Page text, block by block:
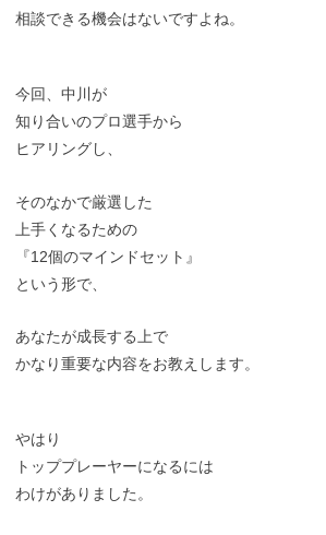
相談できる機会はないですよね。
今回、中川が
知り合いのプロ選手から
ヒアリングし、
そのなかで厳選した
上手くなるための
『12個のマインドセット』
という形で、
あなたが成長する上で
かなり重要な内容をお教えします。
やはり
トッププレーヤーになるには
わけがありました。